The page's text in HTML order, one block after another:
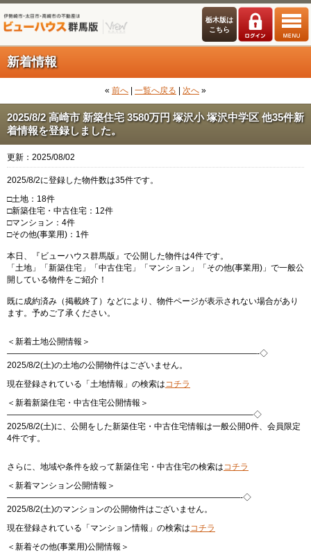
栃木版は
こちら
新着情報
« 前へ 一覧へ戻る 次へ »
2025/8/2 高崎市 新築住宅 3580万円 塚沢小 塚沢中学区 他35件新
着情報を登録しました。
更新：2025/08/02
2025/8/2に登録した物件数は35件です。
□土地：18件
□新築住宅・中古住宅：12件
□マンション：4件
□その他(事業用)：1件
本日、『ビューハウス群馬版』で公開した物件は4件です。
「土地」「新築住宅」「中古住宅」「マンション」「その他(事業用)」で一般公
開している物件をご紹介！
既に成約済み（掲載終了）などにより、物件ページが表示されない場合があり
ます。予めご了承ください。
＜新着土地公開情報＞
——————————————————————————————-◇
2025/8/2(土)の土地の公開物件はございません。
現在登録されている「土地情報」の検索はコチラ
＜新着新築住宅・中古住宅公開情報＞
—————————————————————————————–◇
2025/8/2(土)に、公開をした新築住宅・中古住宅情報は一般公開0件、会員限定
4件です。
さらに、地域や条件を絞って新築住宅・中古住宅の検索はコチラ
＜新着マンション公開情報＞
————————————————————————————-◇
2025/8/2(土)のマンションの公開物件はございません。
現在登録されている「マンション情報」の検索はコチラ
＜新着その他(事業用)公開情報＞